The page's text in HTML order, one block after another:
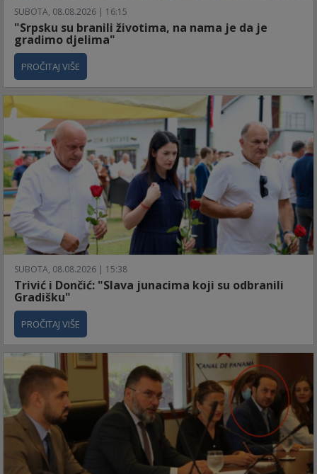
SUBOTA, 08.08.2026 | 16:15
"Srpsku su branili životima, na nama je da je
gradimo djelima"
PROČITAJ VIŠE
SUBOTA, 08.08.2026 | 15:38
Trivić i Dončić: "Slava junacima koji su odbranili
Gradišku"
PROČITAJ VIŠE